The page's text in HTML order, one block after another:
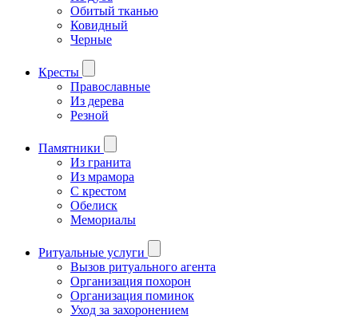
Обитый тканью
Ковидный
Черные
Кресты
Православные
Из дерева
Резной
Памятники
Из гранита
Из мрамора
С крестом
Обелиск
Мемориалы
Ритуальные услуги
Вызов ритуального агента
Организация похорон
Организация поминок
Уход за захоронением